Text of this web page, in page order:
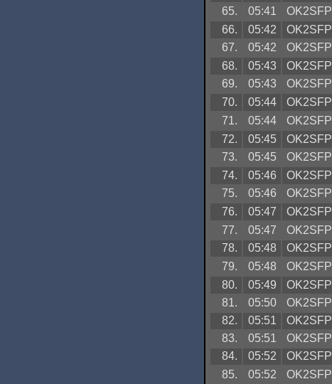
65.
05:41 OK2SFP
66.
05:42 OK2SFP
67.
05:42 OK2SFP
68.
05:43 OK2SFP
69.
05:43 OK2SFP
70.
05:44 OK2SFP
71.
05:44 OK2SFP
72.
05:45 OK2SFP
73.
05:45 OK2SFP
74.
05:46 OK2SFP
75.
05:46 OK2SFP
76.
05:47 OK2SFP
77.
05:47 OK2SFP
78.
05:48 OK2SFP
79.
05:48 OK2SFP
80.
05:49 OK2SFP
81.
05:50 OK2SFP
82.
05:51 OK2SFP
83.
05:51 OK2SFP
84.
05:52 OK2SFP
85.
05:52 OK2SFP